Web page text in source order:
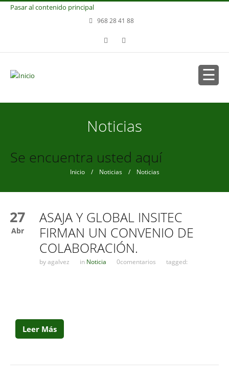
Pasar al contenido principal
968 28 41 88
Noticias
Se encuentra usted aquí
Inicio/ Noticias/ Noticias
27
Abr
ASAJA Y GLOBAL INSITEC
FIRMAN UN CONVENIO DE
COLABORACIÓN.
byagalvez in Noticia 0comentarios tagged:
Leer Más